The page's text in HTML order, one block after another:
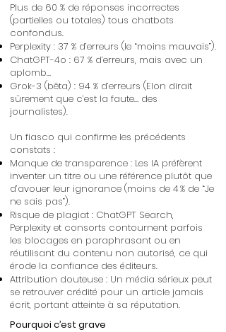
Plus de 60 % de réponses incorrectes
(partielles ou totales) tous chatbots
confondus.
Perplexity : 37 % d’erreurs (le “moins mauvais”).
ChatGPT-4o : 67 % d’erreurs, mais avec un
aplomb…
Grok-3 (bêta) : 94 % d’erreurs (Elon dirait
sûrement que c’est la faute… des
journalistes).
​Un fiasco qui confirme les précédents
constats :
Manque de transparence : Les IA préfèrent
inventer un titre ou une référence plutôt que
d’avouer leur ignorance (moins de 4 % de “Je
ne sais pas”).
Risque de plagiat : ChatGPT Search,
Perplexity et consorts contournent parfois
les blocages en paraphrasant ou en
réutilisant du contenu non autorisé, ce qui
érode la confiance des éditeurs.
Attribution douteuse : Un média sérieux peut
se retrouver crédité pour un article jamais
écrit, portant atteinte à sa réputation.
Pourquoi c’est grave